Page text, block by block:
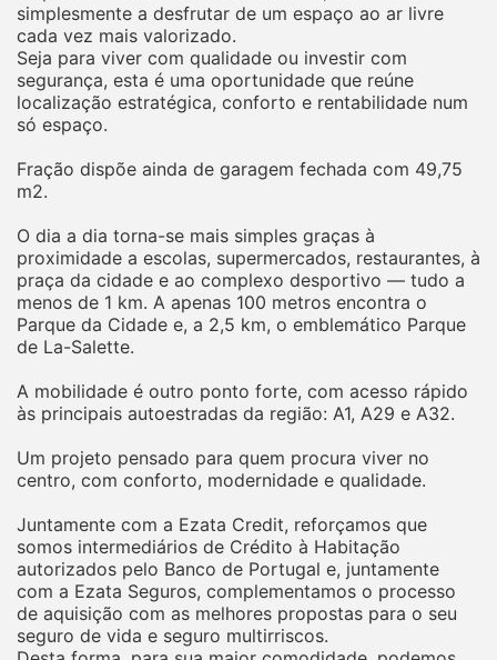
simplesmente a desfrutar de um espaço ao ar livre
cada vez mais valorizado.
Seja para viver com qualidade ou investir com
segurança, esta é uma oportunidade que reúne
localização estratégica, conforto e rentabilidade num
só espaço.
Fração dispõe ainda de garagem fechada com 49,75
m2.
O dia a dia torna-se mais simples graças à
proximidade a escolas, supermercados, restaurantes, à
praça da cidade e ao complexo desportivo — tudo a
menos de 1 km. A apenas 100 metros encontra o
Parque da Cidade e, a 2,5 km, o emblemático Parque
de La-Salette.
A mobilidade é outro ponto forte, com acesso rápido
às principais autoestradas da região: A1, A29 e A32.
Um projeto pensado para quem procura viver no
centro, com conforto, modernidade e qualidade.
Juntamente com a Ezata Credit, reforçamos que
somos intermediários de Crédito à Habitação
autorizados pelo Banco de Portugal e, juntamente
com a Ezata Seguros, complementamos o processo
de aquisição com as melhores propostas para o seu
seguro de vida e seguro multirriscos.